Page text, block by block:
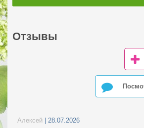
Отзывы
Алексей | 28.07.2026